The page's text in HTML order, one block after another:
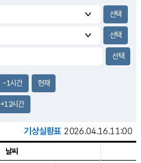
-1시간 현재
+12시간
기상실황표 2026.04.16.11:00
날씨